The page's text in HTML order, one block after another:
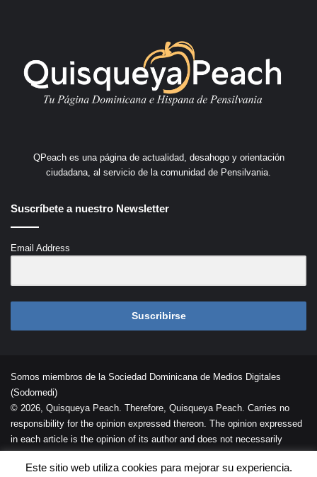
QPeach es una página de actualidad, desahogo y orientación
ciudadana, al servicio de la comunidad de Pensilvania.
Suscríbete a nuestro Newsletter
Email Address
Suscribirse
Somos miembros de la Sociedad Dominicana de Medios Digitales
(Sodomedi)
© 2026, Quisqueya Peach. Therefore, Quisqueya Peach. Carries no
responsibility for the opinion expressed thereon. The opinion expressed
in each article is the opinion of its author and does not necessarily
Desarrollada porPalaeli Studio
Este sitio web utiliza cookies para mejorar su experiencia.